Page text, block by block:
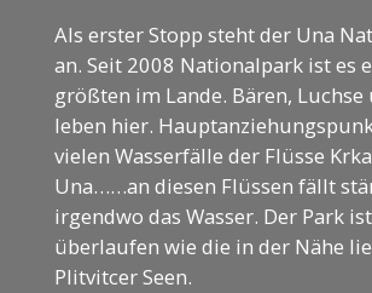
Als erster Stopp steht der Una
an. Seit 2008 Nationalpark ist es
größten im Lande. Bären, Luchse
leben hier.
vielen Wasserfälle der Flüsse
Una……an diesen Flüssen fällt
irgendwo das Wasser. Der Park
überlaufen wie die in der Nähe
Plitvitcer Seen.